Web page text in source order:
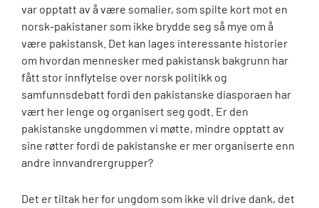
var opptatt av å være somalier, som spilte kort mot en
norsk-pakistaner som ikke brydde seg så mye om å
være pakistansk. Det kan lages interessante historier
om hvordan mennesker med pakistansk bakgrunn har
fått stor innflytelse over norsk politikk og
samfunnsdebatt fordi den pakistanske diasporaen har
vært her lenge og organisert seg godt. Er den
pakistanske ungdommen vi møtte, mindre opptatt av
sine røtter fordi de pakistanske er mer organiserte enn
andre innvandrergrupper?
Det er tiltak her for ungdom som ikke vil drive dank, det